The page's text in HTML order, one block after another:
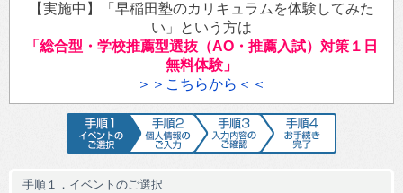
【実施中】「早稲田塾のカリキュラムを体験してみた
い」という方は
「総合型・学校推薦型選抜（AO・推薦入試）対策１日
無料体験」
＞＞こちらから＜＜
手順1 イベントのご選択手順2 個人情報のご入力手順3 入力内容のご確認
手順１．イベントのご選択